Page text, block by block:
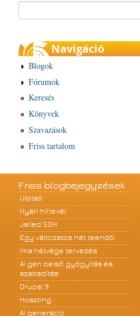
Navigáció
Blogok
Fórumok
Keresés
Könyvek
Szavazások
Friss tartalom
Friss blogbejegyzések
Utolsó
Nyári hírlevél
Jailed SSH
Egy változatos hét teendői
Ima hétvége tervezés
A! gen belső gyógyítás és
szabadítás
Drupal 9
Hoszting
A! generáció